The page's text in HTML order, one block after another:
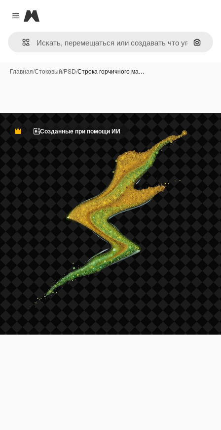
Close menu
Magnific
Поиск
Главная/Стоковый/PSD/Строка горчичного ма…
ПремиумСозданные при помощи ИИ